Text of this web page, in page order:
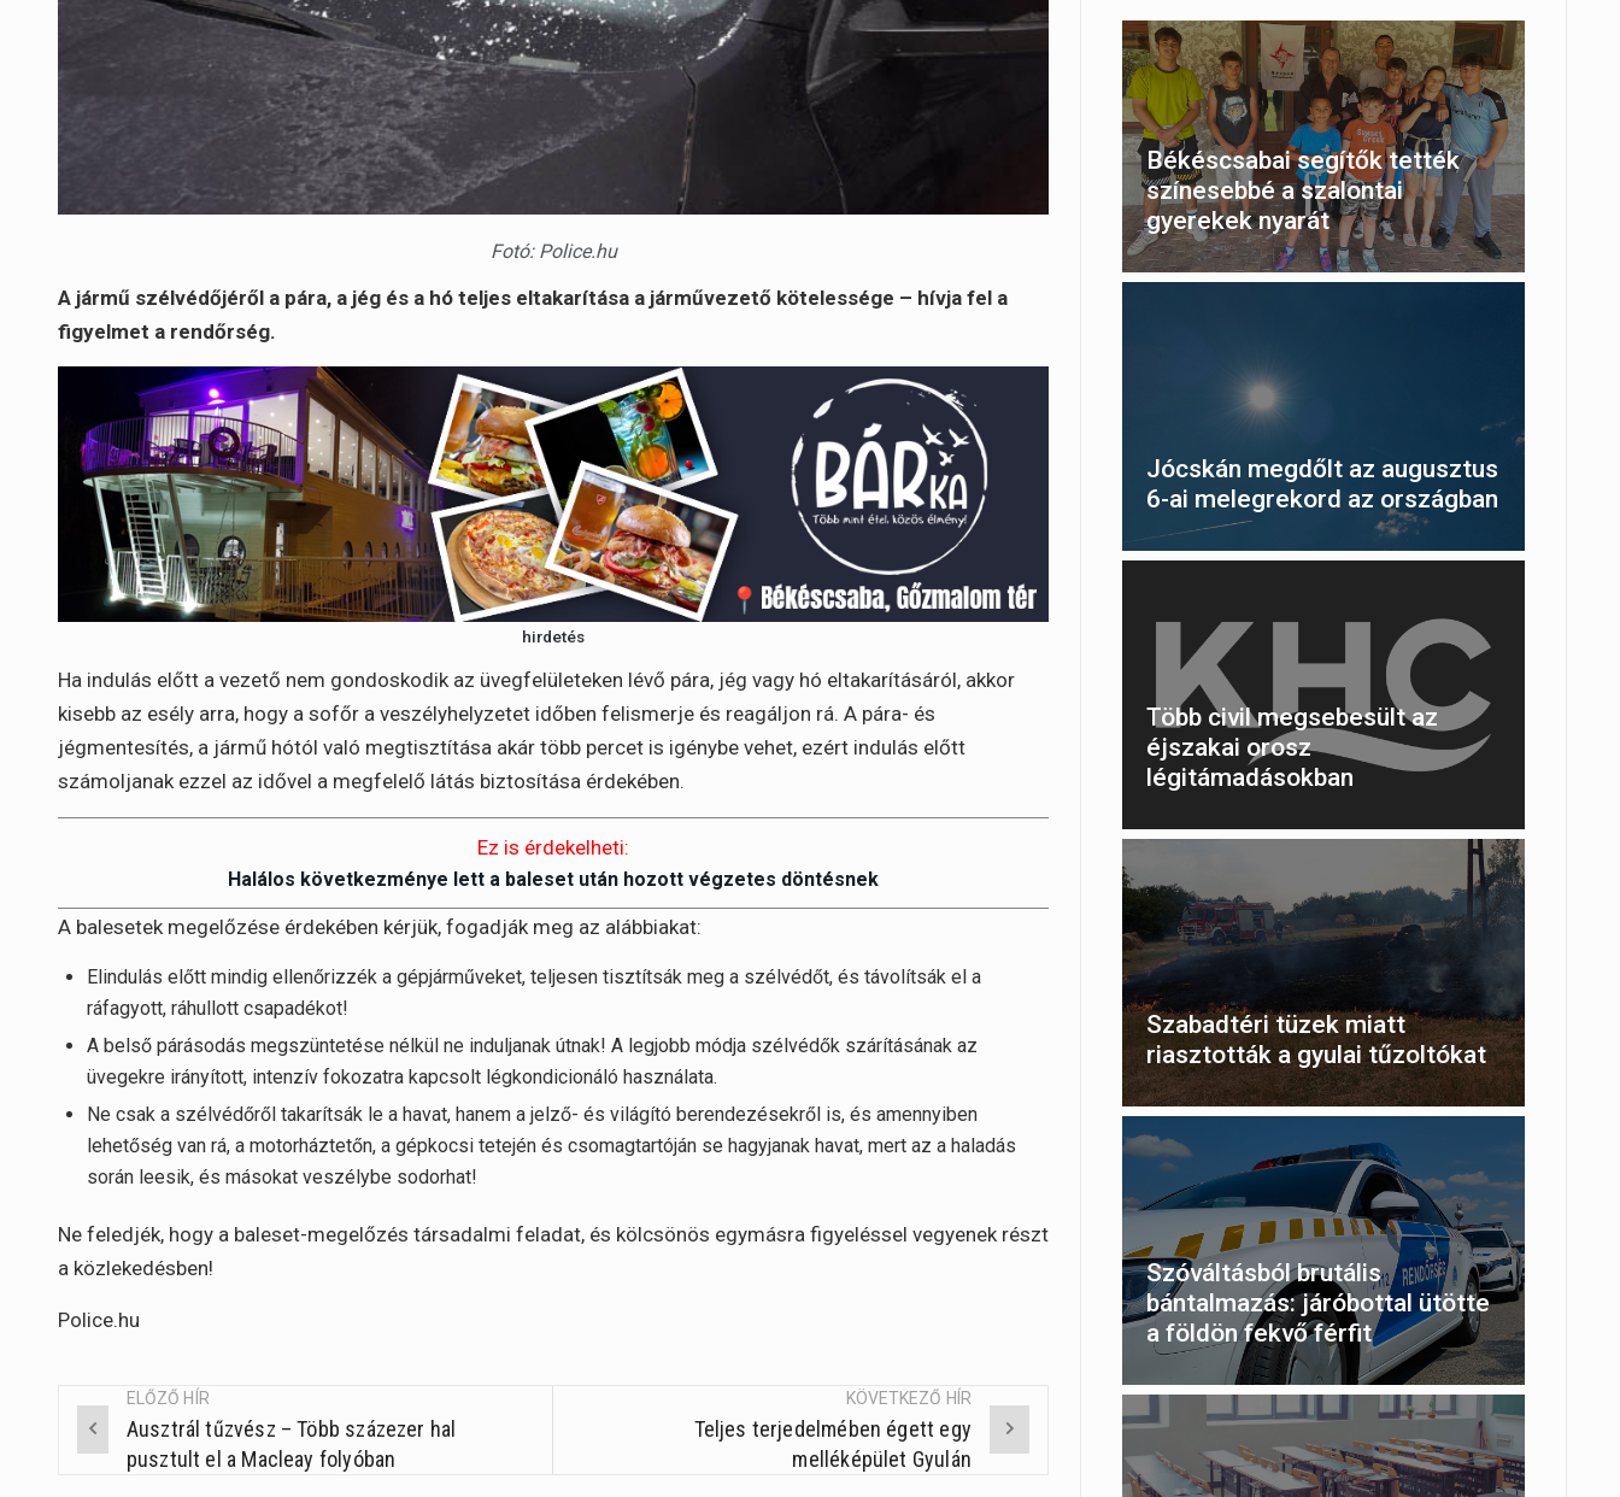
Fotó: Police.hu
A jármű szélvédőjéről a pára, a jég és a hó teljes eltakarítása a járművezető kötelessége – hívja fel a
figyelmet a rendőrség.
hirdetés
Ha indulás előtt a vezető nem gondoskodik az üvegfelületeken lévő pára, jég vagy hó eltakarításáról, akkor
kisebb az esély arra, hogy a sofőr a veszélyhelyzetet időben felismerje és reagáljon rá. A pára- és
jégmentesítés, a jármű hótól való megtisztítása akár több percet is igénybe vehet, ezért indulás előtt
számoljanak ezzel az idővel a megfelelő látás biztosítása érdekében.
Ez is érdekelheti:
Halálos következménye lett a baleset után hozott végzetes döntésnek
A balesetek megelőzése érdekében kérjük, fogadják meg az alábbiakat:
Elindulás előtt mindig ellenőrizzék a gépjárműveket, teljesen tisztítsák meg a szélvédőt, és távolítsák el a
ráfagyott, ráhullott csapadékot!
A belső párásodás megszüntetése nélkül ne induljanak útnak! A legjobb módja szélvédők szárításának az
üvegekre irányított, intenzív fokozatra kapcsolt légkondicionáló használata.
Ne csak a szélvédőről takarítsák le a havat, hanem a jelző- és világító berendezésekről is, és amennyiben
lehetőség van rá, a motorháztetőn, a gépkocsi tetején és csomagtartóján se hagyjanak havat, mert az a haladás
során leesik, és másokat veszélybe sodorhat!
Ne feledjék, hogy a baleset-megelőzés társadalmi feladat, és kölcsönös egymásra figyeléssel vegyenek részt
a közlekedésben!
Police.hu
Post
ELŐZŐ HÍR
Ausztrál tűzvész – Több százezer hal
pusztult el a Macleay folyóban
KÖVETKEZŐ HÍR
Teljes terjedelmében égett egy
melléképület Gyulán
Békéscsabai segítők tették
színesebbé a szalontai
gyerekek nyarát
Jócskán megdőlt az augusztus
6-ai melegrekord az országban
Több civil megsebesült az
éjszakai orosz
légitámadásokban
Szabadtéri tüzek miatt
riasztották a gyulai tűzoltókat
Szóváltásból brutális
bántalmazás: járóbottal ütötte
a földön fekvő férfit